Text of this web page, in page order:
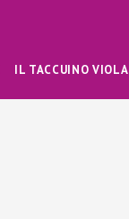
IL TACCUINO VIOLA